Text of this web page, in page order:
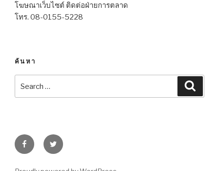
โฆษณาเว็บไซต์ ติดต่อฝ่ายการตลาด
โทร. 08-0155-5228
ค้นหา
FacebookTwitter